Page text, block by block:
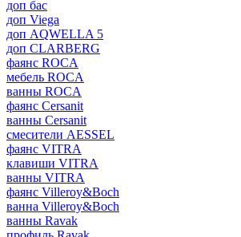
доп бас
доп Viega
доп AQWELLA 5
доп CLARBERG
фаянс ROCA
мебель ROCA
ванны ROCA
фаянс Cersanit
ванны Cersanit
смесители AESSEL
фаянс VITRA
клавиши VITRA
ванны VITRA
фаянс Villeroy&Boch
ванна Villeroy&Boch
ванны Ravak